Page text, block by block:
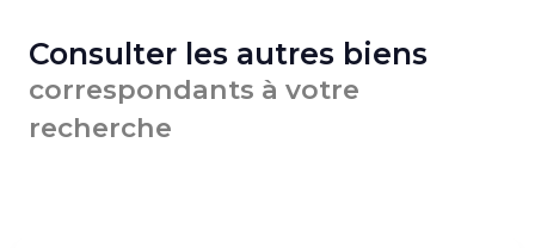
Consulter les autres biens
correspondants à votre
recherche